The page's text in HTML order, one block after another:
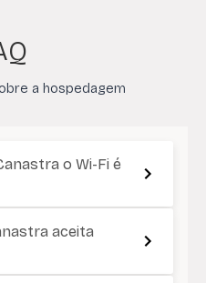
a hospedagem
o Wi-Fi é
aceita